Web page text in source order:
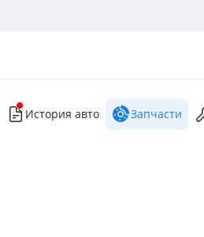
История авто Запчасти